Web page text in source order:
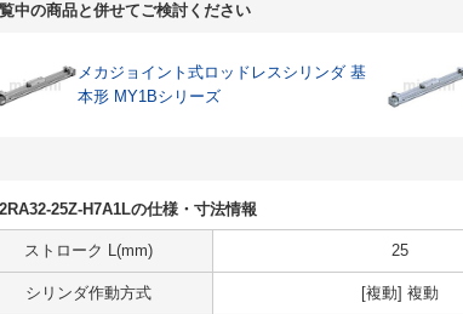
中の商品と併せてご検討ください
メカジョイント式ロッドレスシリンダ 基
本形 MY1Bシリーズ
25Z-H7A1Lの仕様・寸法情報
ストローク L(mm) 25
シリンダ作動方式 [複動] 複動